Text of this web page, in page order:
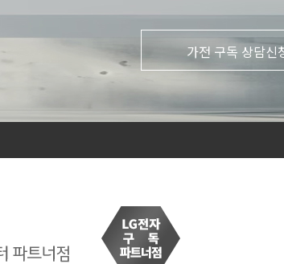
가전 구독 상담신